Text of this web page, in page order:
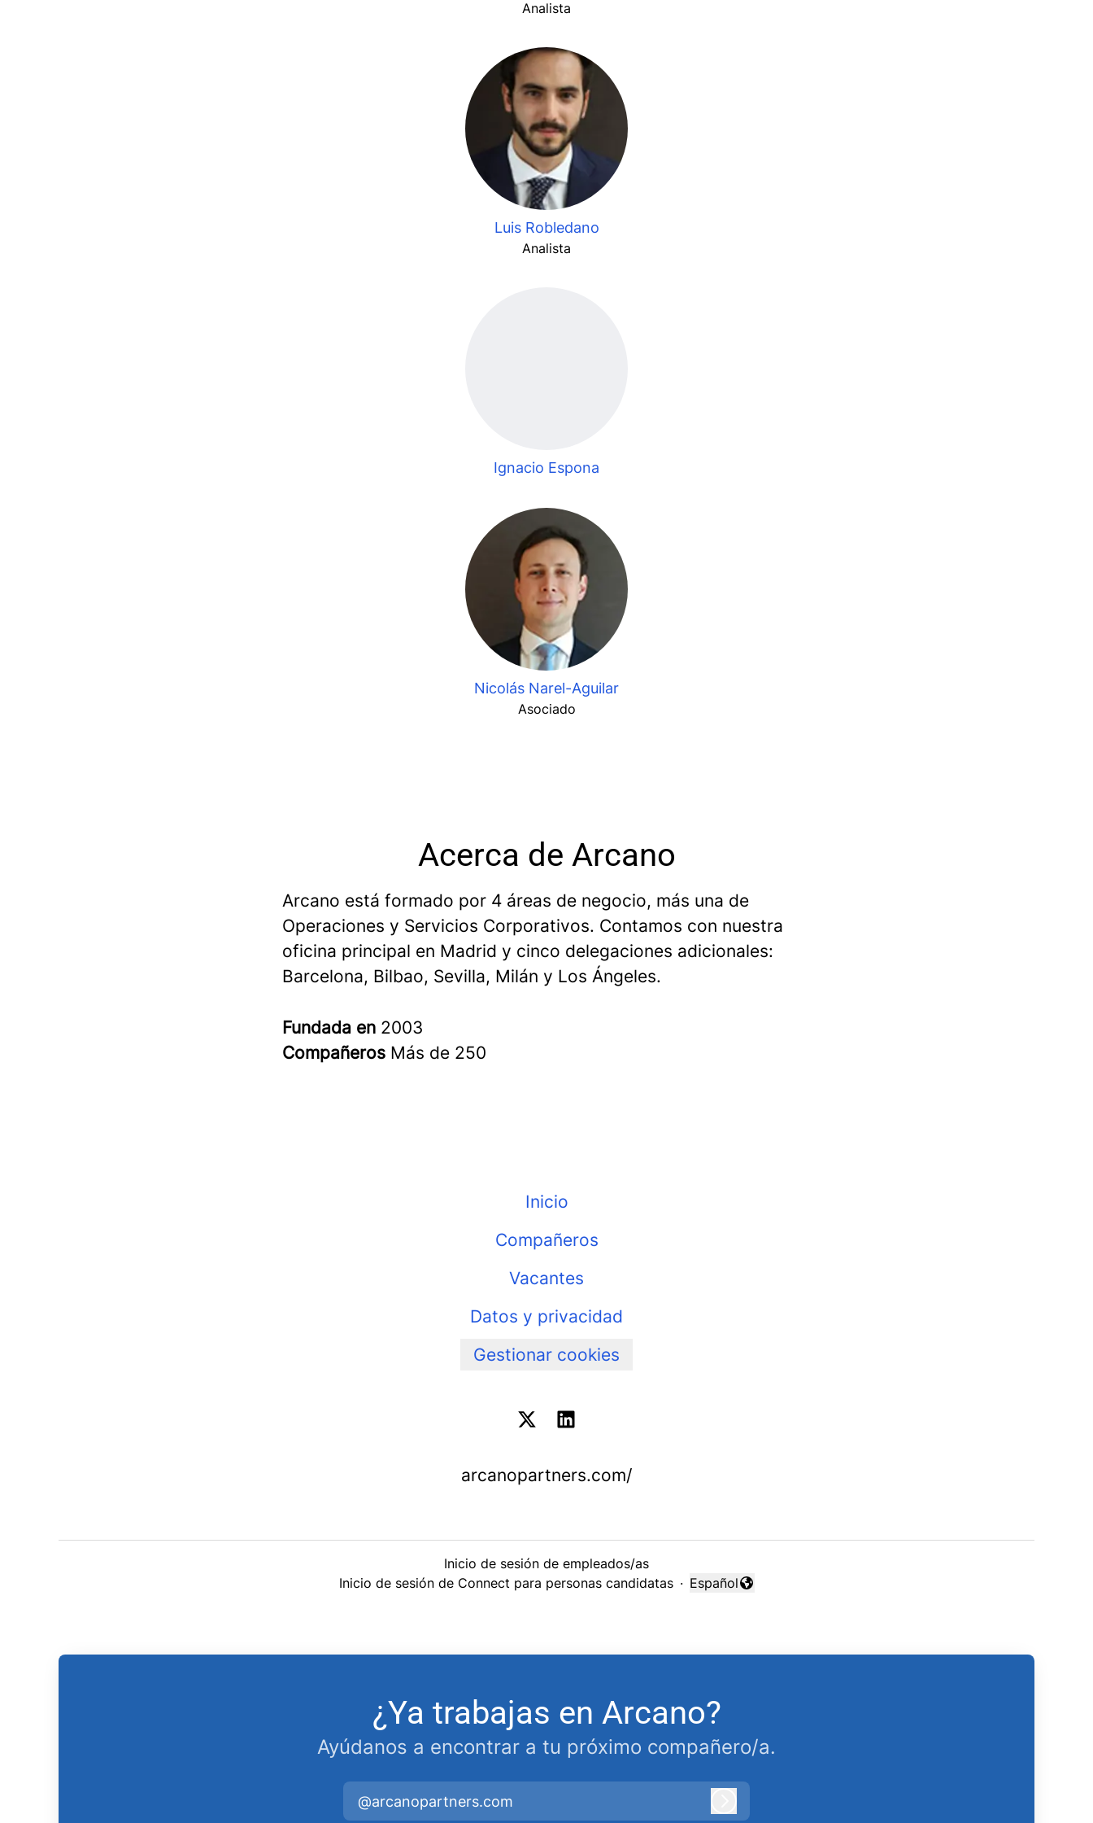
Analista
Luis Robledano
Analista
Ignacio Espona
Nicolás Narel-Aguilar
Asociado
Acerca de Arcano
Arcano está formado por 4 áreas de negocio, más una de
Operaciones y Servicios Corporativos. Contamos con nuestra
oficina principal en Madrid y cinco delegaciones adicionales:
Barcelona, Bilbao, Sevilla, Milán y Los Ángeles.
Fundada en 2003
Compañeros Más de 250
Inicio
Compañeros
Vacantes
Datos y privacidad
Gestionar cookies
arcanopartners.com/
Inicio de sesión de empleados/as
Inicio de sesión de Connect para personas candidatas ·
Cambiar idioma
Español
¿Ya trabajas en Arcano?
Ayúdanos a encontrar a tu próximo compañero/a.
@arcanopartners.com